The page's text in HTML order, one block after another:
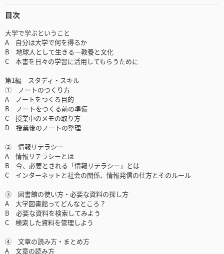
目次
大学で学ぶということ
A 自分は大学で何を得るか
B 地球人として生きる－教養と文化
C 本書を日々の学習に活用してもらうために
第1編 スタディ・スキル
① ノートのつくり方
A ノートをつくる目的
B ノートをつくる前の準備
C 授業中のメモの取り方
D 授業後のノートの整理
② 情報リテラシー
A 情報リテラシーとは
B 今、必要とされる「情報リテラシー」とは
C インターネットと社会の関係、情報発信の仕方とそのルール
③ 図書館の使い方・必要な資料の探し方
A 大学図書館ってどんなところ？
B 必要な資料を検索してみよう
C 検索した資料を管理しよう
④ 文章の読み方・まとめ方
A 文章の読み方